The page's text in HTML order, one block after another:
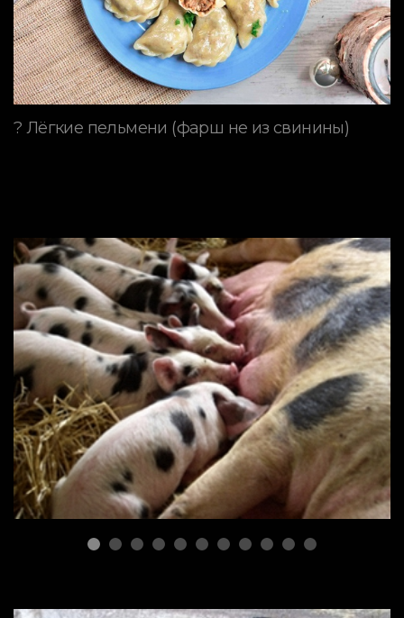
? Лёгкие пельмени (фарш не из свинины)
ПОРОДЫ СВИНЕЙ
Гибридизация при
скрещивании двух пород